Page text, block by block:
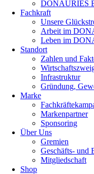
DONAURIES
Fachkraft
Unsere
Arbeit im
Leben im
Standort
Zahlen und
Infrastruktur
Gründung,
Marke
Markenpartner
Sponsoring
Über Uns
Gremien
Geschäfts- und
Mitgliedschaft
Shop